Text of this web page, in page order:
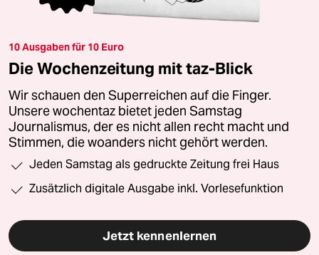
10 Ausgaben für 10 Euro
Die Wochenzeitung mit taz-Blick
Wir schauen den Superreichen auf die Finger.
Unsere wochentaz bietet jeden Samstag
Journalismus, der es nicht allen recht macht und
Stimmen, die woanders nicht gehört werden.
Jeden Samstag als gedruckte Zeitung frei Haus
Zusätzlich digitale Ausgabe inkl. Vorlesefunktion
Jetzt kennenlernen